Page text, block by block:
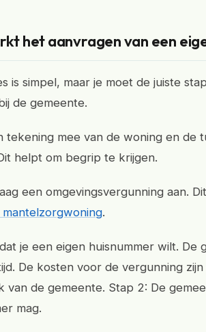
het aanvragen van een
is simpel, maar je moet de juiste
de gemeente.
tekening mee van de woning en de
helpt om begrip te krijgen.
een omgevingsvergunning aan.
.
je een eigen huisnummer wilt. De
De kosten voor de vergunning
van de gemeente. Stap 2: De
mag.